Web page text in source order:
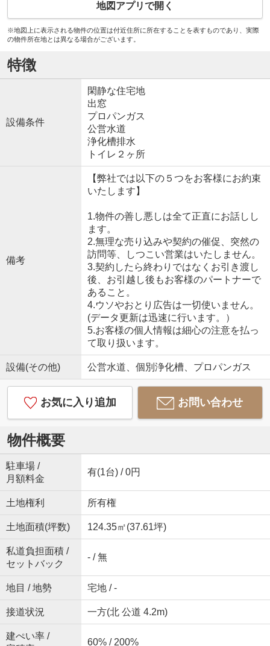
地図アプリで開く
※地図上に表示される物件の位置は付近住所に所在することを表すものであり、実際
の物件所在地とは異なる場合がございます。
特徴
設備条件
閑静な住宅地
出窓
プロパンガス
公営水道
浄化槽排水
トイレ２ヶ所
備考
【弊社では以下の５つをお客様にお約束
いたします】
1.物件の善し悪しは全て正直にお話しし
ます。
2.無理な売り込みや契約の催促、突然の
訪問等、しつこい営業はいたしません。
3.契約したら終わりではなくお引き渡し
後、お引越し後もお客様のパートナーで
あること。
4.ウソやおとり広告は一切使いません。
(データ更新は迅速に行います。）
5.お客様の個人情報は細心の注意を払っ
て取り扱います。
設備(その他) 公営水道、個別浄化槽、プロパンガス
お気に入り追加 お問い合わせ
物件概要
駐車場 /
月額料金
有(1台) / 0円
土地権利 所有権
土地面積(坪数) 124.35㎡(37.61坪)
私道負担面積 /
セットバック
- / 無
地目 / 地勢 宅地 / -
接道状況 一方(北 公道 4.2m)
建ぺい率 /
60% / 200%